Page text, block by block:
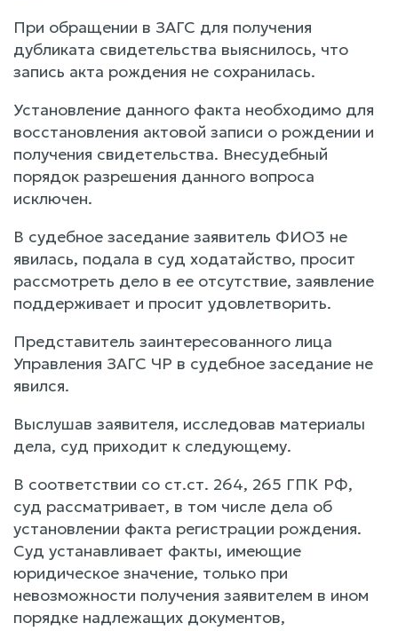
При обращении в ЗАГС для получения
дубликата свидетельства выяснилось, что
запись акта рождения не сохранилась.
Установление данного факта необходимо для
восстановления актовой записи о рождении и
получения свидетельства. Внесудебный
порядок разрешения данного вопроса
исключен.
В судебное заседание заявитель ФИО3 не
явилась, подала в суд ходатайство, просит
рассмотреть дело в ее отсутствие, заявление
поддерживает и просит удовлетворить.
Представитель заинтересованного лица
Управления ЗАГС ЧР в судебное заседание не
явился.
Выслушав заявителя, исследовав материалы
дела, суд приходит к следующему.
В соответствии со ст.ст. 264, 265 ГПК РФ,
суд рассматривает, в том числе дела об
установлении факта регистрации рождения.
Суд устанавливает факты, имеющие
юридическое значение, только при
невозможности получения заявителем в ином
порядке надлежащих документов,